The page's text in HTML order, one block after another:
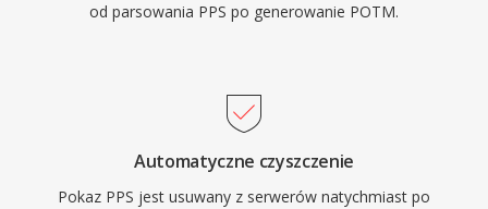
od parsowania PPS po generowanie POTM.
Automatyczne czyszczenie
Pokaz PPS jest usuwany z serwerów natychmiast po